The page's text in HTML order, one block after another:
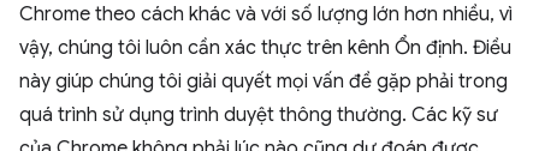
Chrome theo cách khác và với số lượng lớn hơn nhiều, vì
vậy, chúng tôi luôn cần xác thực trên kênh Ổn định. Điều
này giúp chúng tôi giải quyết mọi vấn đề gặp phải trong
quá trình sử dụng trình duyệt thông thường. Các kỹ sư